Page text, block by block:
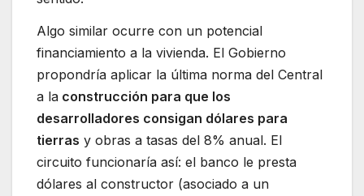
Algo similar ocurre con un potencial
financiamiento a la vivienda. El Gobierno
propondría aplicar la última norma del Central
a la construcción para que los
desarrolladores consigan dólares para
tierras y obras a tasas del 8% anual. El
circuito funcionaría así: el banco le presta
dólares al constructor (asociado a un